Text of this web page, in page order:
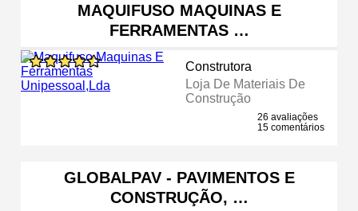
MAQUIFUSO MAQUINAS E
FERRAMENTAS …
Construtora
Loja De Materiais De
Construção
26 avaliações
15 comentários
GLOBALPAV - PAVIMENTOS E
CONSTRUÇÃO, …